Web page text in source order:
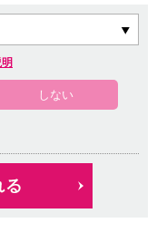
しない